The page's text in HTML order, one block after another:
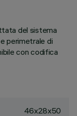
del sistema
perimetrale di
con codifica
46x28x50